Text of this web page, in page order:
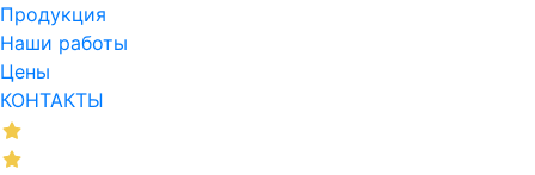
Продукция
Наши работы
Цены
КОНТАКТЫ